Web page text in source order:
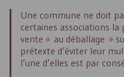
Une commune ne doit
certaines associations la
vente « au déballage »
prétexte d’éviter leur
l’une d’elles est par